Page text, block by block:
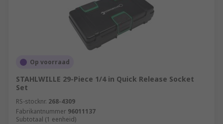
Op voorraad
STAHLWILLE 29-Piece 1/4 in Quick Release Socket
Set
RS-stocknr. 268-4309
Fabrikantnummer 96011137
Subtotaal (1 eenheid)